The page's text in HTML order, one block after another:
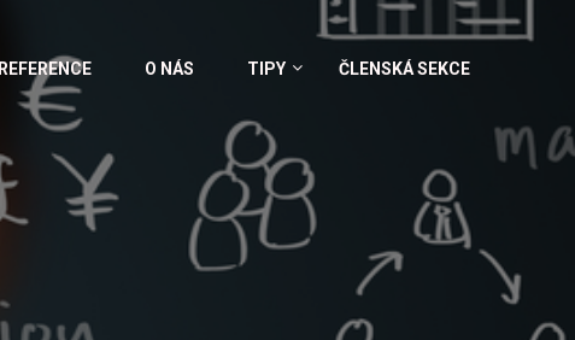
REFERENCE O NÁS TIPY ČLENSKÁ SEKCE